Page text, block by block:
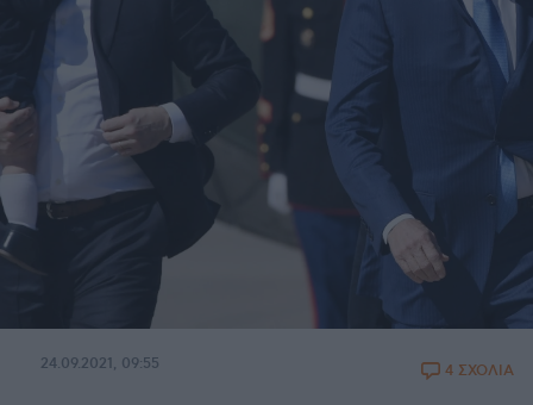
24.09.2021, 09:55 4 ΣΧΟΛΙΑ